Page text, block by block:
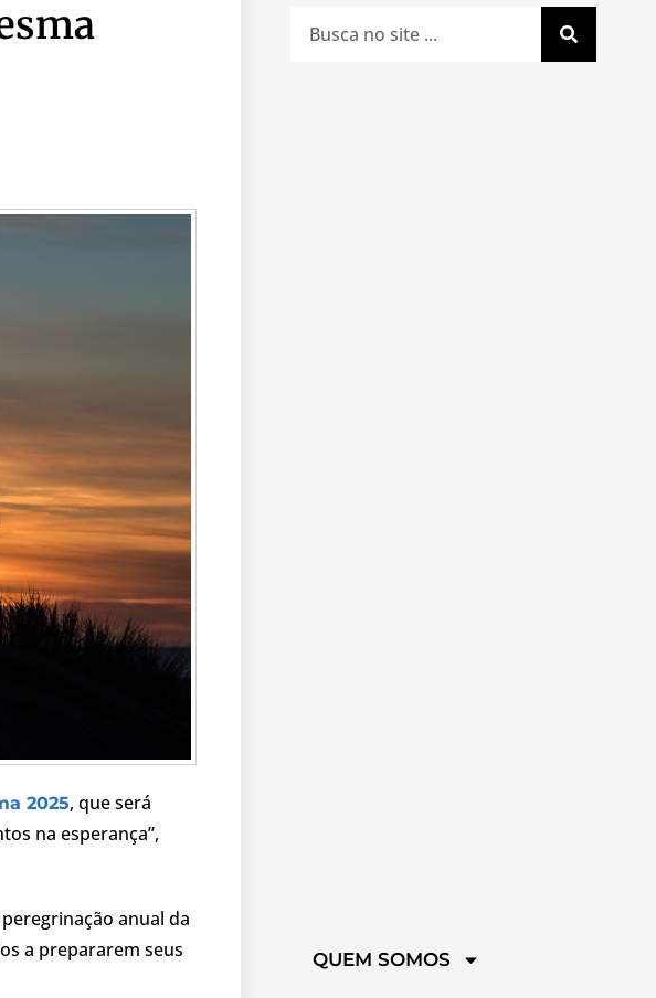
2025, que será
na esperança”,
anual da
a prepararem seus
QUEM SOMOS